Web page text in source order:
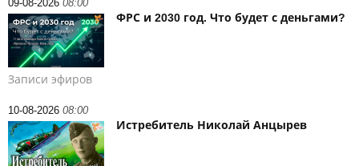
09-08-2026 08:00
ФРС и 2030 год. Что будет с деньгами?
Записи эфиров
10-08-2026 08:00
Истребитель Николай Анцырев